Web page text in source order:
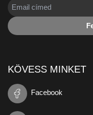
KÖVESS MINKET
Facebook